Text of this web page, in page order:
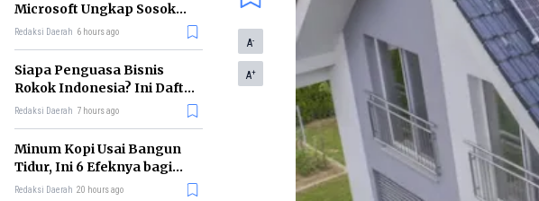
Microsoft Ungkap Sosok
yang Paling Cocok
Redaksi Daerah 6 hours ago
Siapa Penguasa Bisnis
Rokok Indonesia? Ini Daftar
Perusahaan Terbesarnya
Redaksi Daerah 7 hours ago
Minum Kopi Usai Bangun
Tidur, Ini 6 Efeknya bagi
Kesehatan Tubuh
Redaksi Daerah 20 hours ago
A-
A+